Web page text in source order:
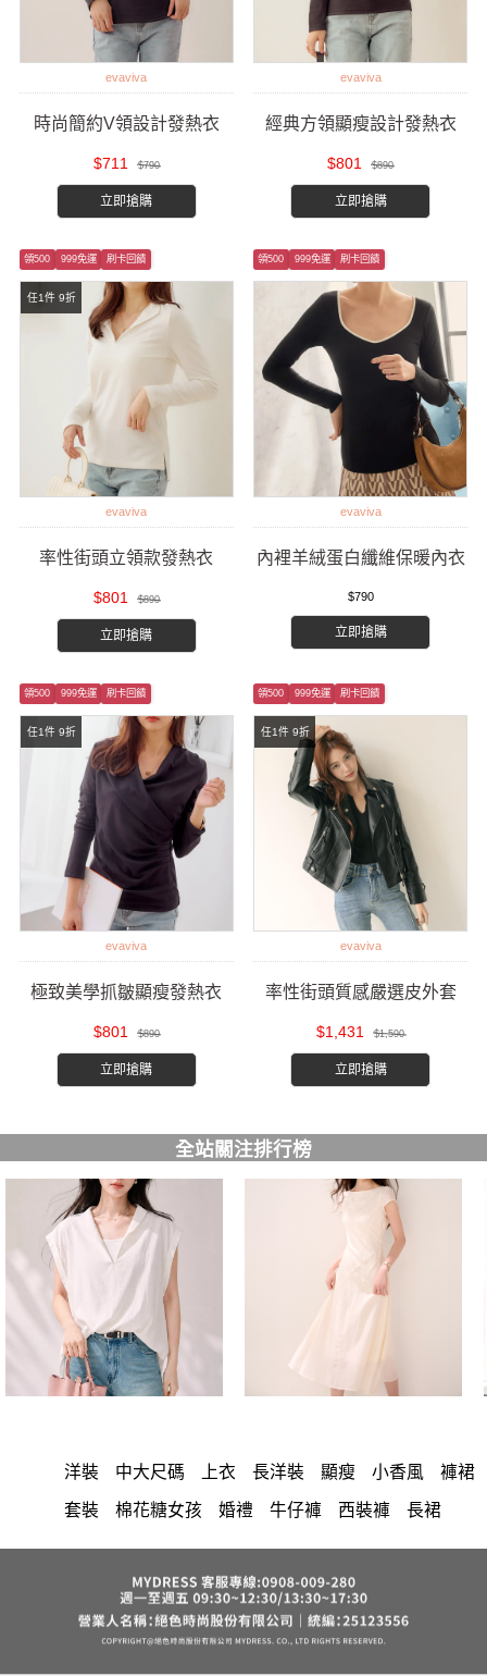
evaviva
時尚簡約V領設計發熱衣
$711 $790
立即搶購
evaviva
經典方領顯瘦設計發熱衣
$801 $890
立即搶購
任1件 9折
領500 999免運 刷卡回饋
evaviva
率性街頭立領款發熱衣
$801 $890
立即搶購
領500 999免運 刷卡回饋
evaviva
內裡羊絨蛋白纖維保暖內衣
$790
立即搶購
任1件 9折
領500 999免運 刷卡回饋
evaviva
極致美學抓皺顯瘦發熱衣
$801 $890
立即搶購
任1件 9折
領500 999免運 刷卡回饋
evaviva
率性街頭質感嚴選皮外套
$1,431 $1,590
立即搶購
全站關注排行榜
洋裝 中大尺碼 上衣 長洋裝 顯瘦 小香風 褲裙
套裝 棉花糖女孩 婚禮 牛仔褲 西裝褲 長裙
雪紡 v領 裙子 襯衫 褲 短洋裝 針織
正韓 洋裝 假兩件 禮服 氣質 上身
連身褲 裙 寬褲 保暖 短褲 外套 內衣